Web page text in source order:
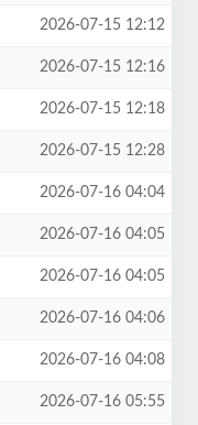
2026-07-15 12:12
2026-07-15 12:16
2026-07-15 12:18
2026-07-15 12:28
2026-07-16 04:04
2026-07-16 04:05
2026-07-16 04:05
2026-07-16 04:06
2026-07-16 04:08
2026-07-16 05:55